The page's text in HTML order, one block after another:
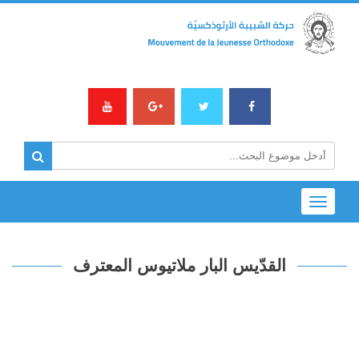
Toggle
navigation
القدّيس البار ملاتيوس المعترف